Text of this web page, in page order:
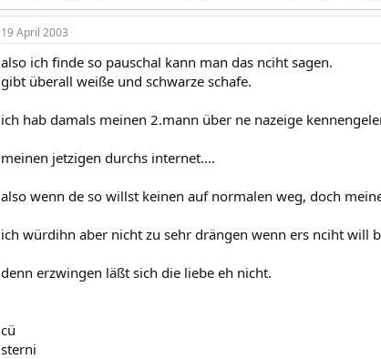
19 April 2003
also ich finde so pauschal kann man das nciht sagen.
gibt überall weiße und schwarze schafe.
ich hab damals meinen 2.mann über ne nazeige
meinen jetzigen durchs internet....
also wenn de so willst keinen auf normalen weg, doch
ich würdihn aber nicht zu sehr drängen wenn ers nciht will
denn erzwingen läßt sich die liebe eh nicht.
cü
sterni